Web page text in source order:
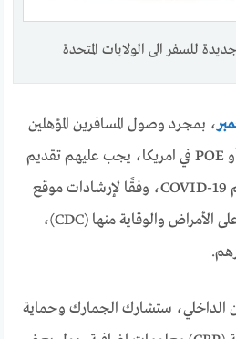
للسفر الى الولايات المتحدة
، بمجرد وصول المسافرين المؤهلين
إلى نقطة عبّارة أو POE في امريكا، يجب عليهم تقديم
دليل على تطعيم COVID-19، وفقًا لإرشادات موقع
مراكز السيطرة على الأمراض والوقاية منها (CDC)،
الداخلي، ستشارك الجمارك وحماية